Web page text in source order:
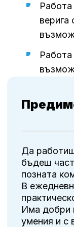
Работа
верига
Да
бъдеш
позната
В
Има добри
умения и с